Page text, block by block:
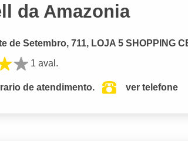
da Amazonia
de Setembro, 711, LOJA 5 SHOPPING
1 aval.
de atendimento. ver telefone